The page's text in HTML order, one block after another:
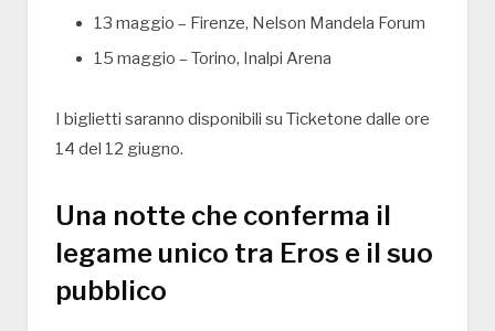
13 maggio – Firenze, Nelson Mandela Forum
15 maggio – Torino, Inalpi Arena
I biglietti saranno disponibili su Ticketone dalle ore
14 del 12 giugno.
Una notte che conferma il
legame unico tra Eros e il suo
pubblico